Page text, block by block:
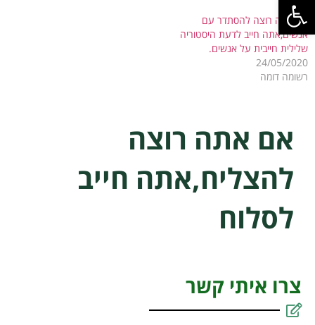
אם אתה רוצה להסתדר עם
אנשים,אתה חייב לדעת היסטוריה
שלילית חייבית על אנשים.
24/05/2020
רשומה דומה
אם אתה רוצה
להצליח,אתה חייב
לסלוח
צרו איתי קשר